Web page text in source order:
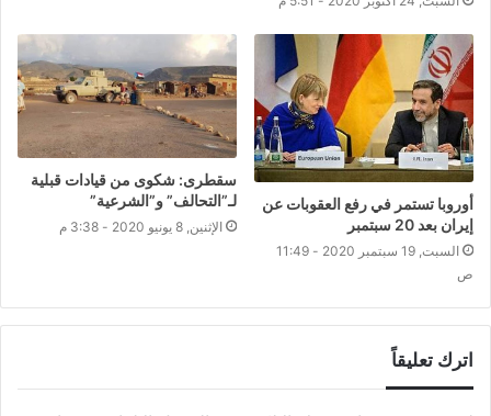
أوروبا تستمر في رفع العقوبات عن
إيران بعد 20 سبتمبر
السبت, 19 سبتمبر 2020 - 11:49
ص
سقطرى: شكوى من قيادات قبلية
لـ”التحالف” و”الشرعية”
الإثنين, 8 يونيو 2020 - 3:38 م
اترك تعليقاً